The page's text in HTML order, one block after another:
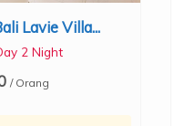
Lavie Villa...
2 Night
/ Orang